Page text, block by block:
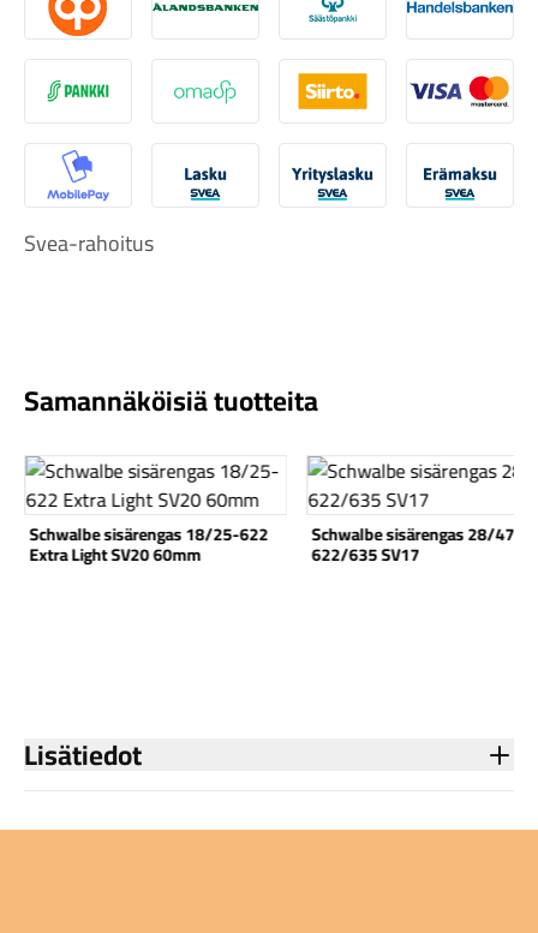
Tarvikkeet
Komponentit
Osuuspankki Ålandsbanken Säästöpankki
S-Pankki Omasp Siirto Visa &
MobilePay Svea Lasku Svea yrityslaskuSvea
Svea-rahoitus
Samannäköisiä tuotteita
Katso tuote
Schwalbe sisärengas 18/25-622
Extra Light SV20 60mm
Katso tuote
Schwalbe sisärengas 28/47-
622/635 SV17
Lisätiedot